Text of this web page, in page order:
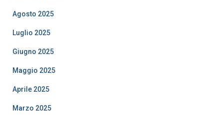
Agosto 2025
Luglio 2025
Giugno 2025
Maggio 2025
Aprile 2025
Marzo 2025